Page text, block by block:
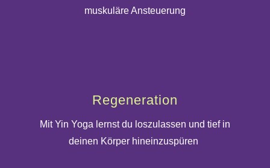
muskuläre Ansteuerung
Regeneration
Mit Yin Yoga lernst du loszulassen und tief in
deinen Körper hineinzuspüren